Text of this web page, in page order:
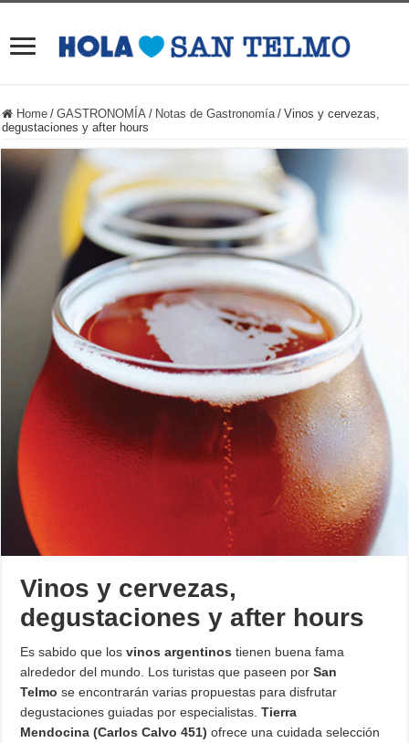
Home / GASTRONOMÍA / Notas de Gastronomía / Vinos y cervezas,
degustaciones y after hours
Vinos y cervezas,
degustaciones y after hours
Es sabido que losvinos argentinos tienen buena fama
alrededor del mundo. Los turistas que paseen porSan
Telmo se encontrarán varias propuestas para disfrutar
degustaciones guiadas por especialistas.Tierra
Mendocina (Carlos Calvo 451) ofrece una cuidada selección